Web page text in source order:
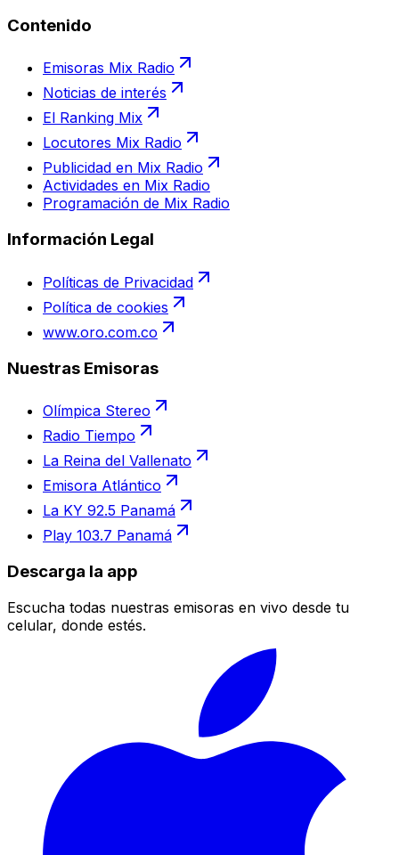
Contenido
Emisoras Mix Radio
Noticias de interés
El Ranking Mix
Locutores Mix Radio
Publicidad en Mix Radio
Actividades en Mix Radio
Programación de Mix Radio
Información Legal
Políticas de Privacidad
Política de cookies
www.oro.com.co
Nuestras Emisoras
Olímpica Stereo
Radio Tiempo
La Reina del Vallenato
Emisora Atlántico
La KY 92.5 Panamá
Play 103.7 Panamá
Descarga la app
Escucha todas nuestras emisoras en vivo desde tu
celular, donde estés.